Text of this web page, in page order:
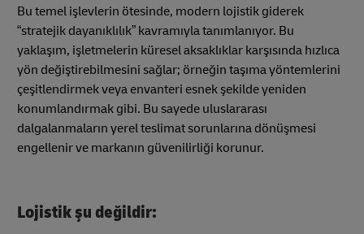
Bu temel işlevlerin ötesinde, modern lojistik giderek
“stratejik dayanıklılık” kavramıyla tanımlanıyor. Bu
yaklaşım, işletmelerin küresel aksaklıklar karşısında hızlıca
yön değiştirebilmesini sağlar; örneğin taşıma yöntemlerini
çeşitlendirmek veya envanteri esnek şekilde yeniden
konumlandırmak gibi. Bu sayede uluslararası
dalgalanmaların yerel teslimat sorunlarına dönüşmesi
engellenir ve markanın güvenilirliği korunur.
Lojistik şu değildir: